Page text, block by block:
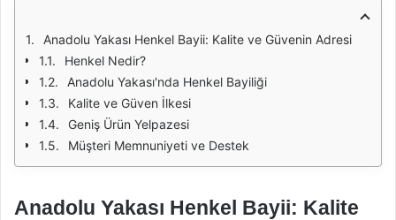
Anadolu Yakası Henkel Bayii: Kalite ve Güvenin Adresi
Henkel Nedir?
Anadolu Yakası'nda Henkel Bayiliği
Kalite ve Güven İlkesi
Geniş Ürün Yelpazesi
Müşteri Memnuniyeti ve Destek
Anadolu Yakası Henkel Bayii: Kalite